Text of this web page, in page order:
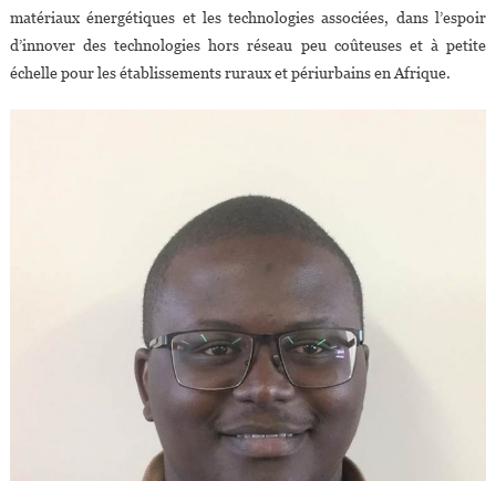
matériaux énergétiques et les technologies associées, dans l’espoir
d’innover des technologies hors réseau peu coûteuses et à petite
échelle pour les établissements ruraux et périurbains en Afrique.